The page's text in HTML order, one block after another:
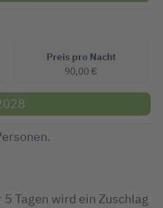
Preis pro Nacht
90,00 €
Tagen wird ein Zuschlag